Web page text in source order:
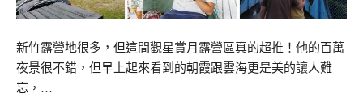
新竹露營地很多，但這間觀星賞月露營區真的超推！他的百萬
夜景很不錯，但早上起來看到的朝霞跟雲海更是美的讓人難
忘，…